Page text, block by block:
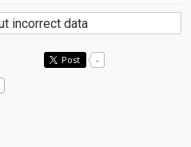
incorrect data
Post -